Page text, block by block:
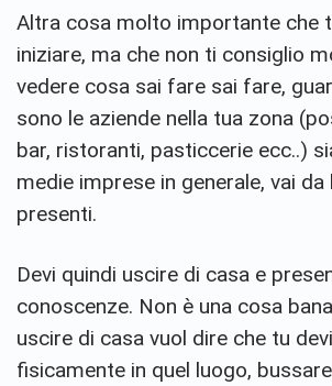
Altra cosa molto importante che
iniziare, ma che non ti consiglio
vedere cosa sai fare sai fare,
sono le aziende nella tua zona
bar, ristoranti, pasticcerie ecc..)
medie imprese in generale, vai da
presenti.
Devi quindi uscire di casa e
conoscenze. Non è una cosa
uscire di casa vuol dire che tu
fisicamente in quel luogo,